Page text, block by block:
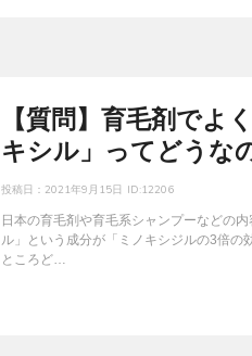
【質問】育毛剤でよ
キシル」ってどうな
投稿日： 2021年9月15日 ID:12206
日本の育毛剤や育毛系シャンプーなどの
ル」という成分が「ミノキシジルの3倍の
ところど…